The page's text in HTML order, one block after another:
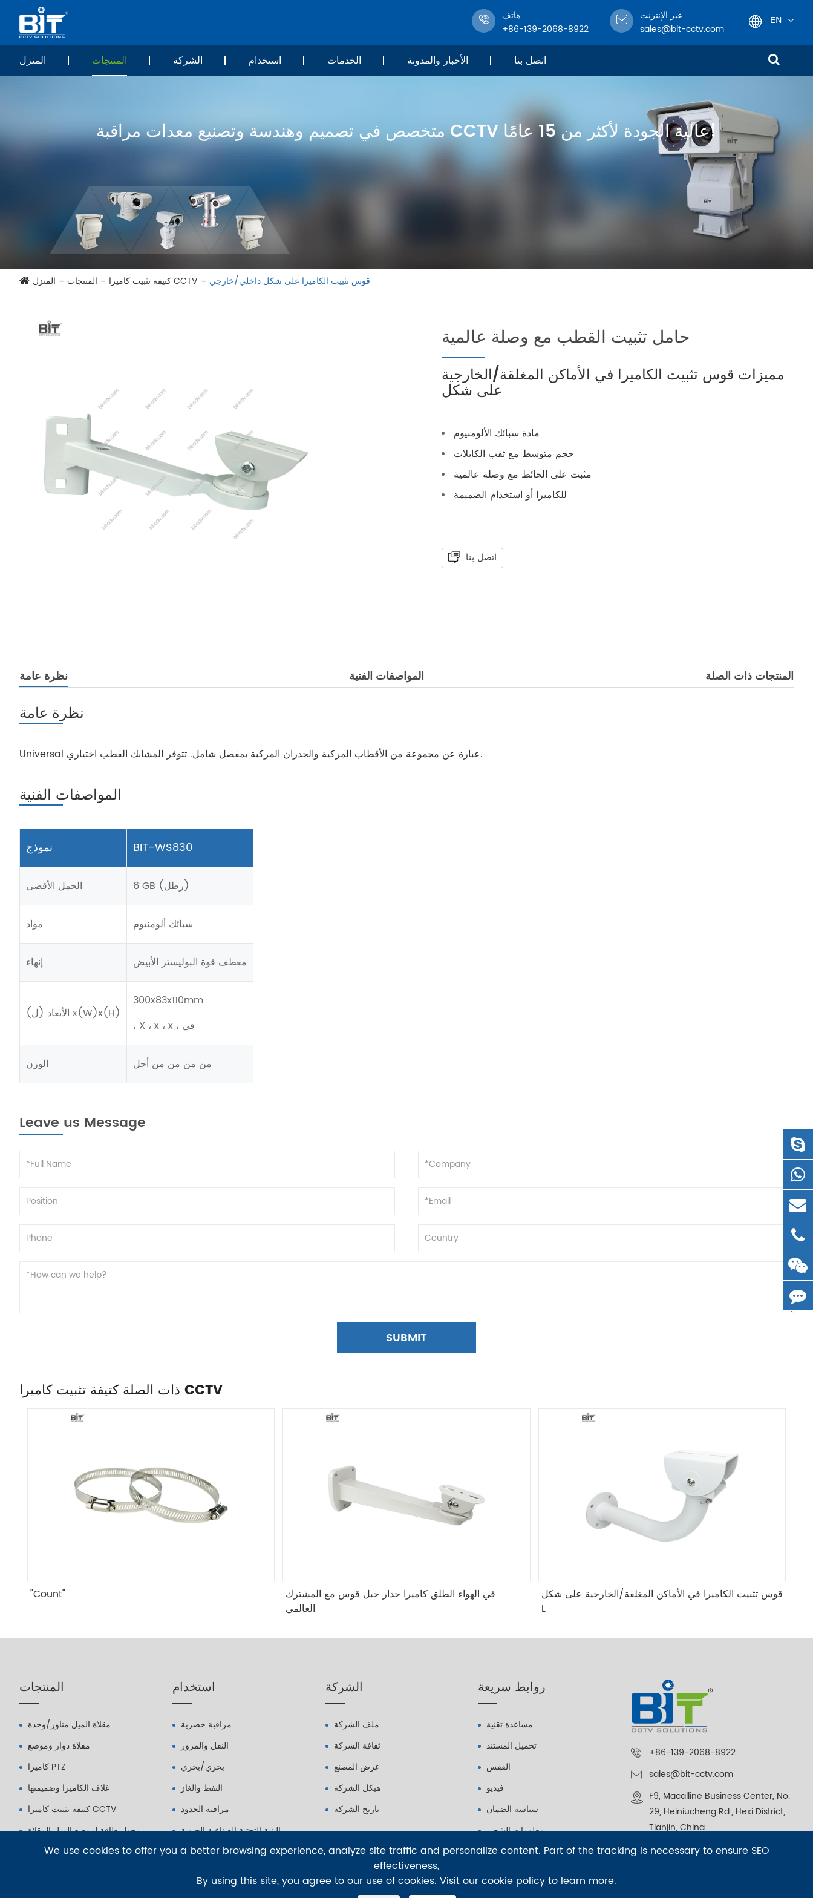
هاتف
+86-139-2068-8922
عبر الإنترنت
sales@bit-cctv.com
EN
한국어
français
Deutsch
Español
tiếng việt
المنزل المنتجات الشركة استخدام الخدمات الأخبار والمدونة اتصل بنا
متخصص في تصميم وهندسة وتصنيع معدات مراقبة CCTV عالية الجودة لأكثر من 15 عامًا!
المنزل المنتجات كتيفة تثبيت كاميرا CCTV قوس تثبيت الكاميرا على شكل داخلي/خارجي
حامل تثبيت القطب مع وصلة عالمية
مميزات قوس تثبيت الكاميرا في الأماكن المغلقة/الخارجية
على شكل
مادة سبائك الألومنيوم
حجم متوسط مع ثقب الكابلات
مثبت على الحائط مع وصلة عالمية
للكاميرا أو استخدام الضميمة
اتصل بنا
نظرة عامة المواصفات الفنية المنتجات ذات الصلة
نظرة عامة
Universal عبارة عن مجموعة من الأقطاب المركبة والجدران المركبة بمفصل شامل. تتوفر المشابك القطب اختياري.
المواصفات الفنية
نموذج BIT-WS830
الحمل الأقصى 6 GB (رطل)
مواد سبائك ألومنيوم
إنهاء معطف قوة البوليستر الأبيض
الأبعاد (ل) x(W)x(H)
300x83x110mm
، X ، x ، x ، في
الوزن من من من من أجل
Leave us Message
SUBMIT
ذات الصلة كتيفة تثبيت كاميرا CCTV
"Count"
في الهواء الطلق كاميرا جدار جبل قوس مع المشترك
العالمي
قوس تثبيت الكاميرا في الأماكن المغلقة/الخارجية على شكل
L
المنتجات
مقلاة الميل مناور/وحدة
مقلاة دوار وموضع
كاميرا PTZ
غلاف الكاميرا وضميمتها
كتيفة تثبيت كاميرا CCTV
محول طاقة لموضع الميل المقلاة
استخدام
مراقبة حضرية
النقل والمرور
بحري/بحري
النفط والغاز
مراقبة الحدود
البنية التحتية الصناعية الحيوية
الشركة
ملف الشركة
ثقافة الشركة
عرض المصنع
هيكل الشركة
تاريخ الشركة
روابط سريعة
مساعدة تقنية
تحميل المستند
الفقس
فيديو
سياسة الضمان
معلومات الشحن
+86-139-2068-8922
sales@bit-cctv.com
F9, Macalline Business Center, No.
29, Heiniucheng Rd., Hexi District,
Tianjin, China
We use cookies to offer you a better browsing experience, analyze site traffic and personalize content. Part of the tracking is necessary to ensure SEO
effectiveness,
By using this site, you agree to our use of cookies. Visit ourcookie policyto learn more.